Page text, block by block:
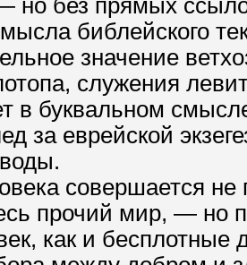
но без прямых
библейского
значение
служения
в буквальном
за еврейской
совершается
прочий мир, — но
как и бесплотные